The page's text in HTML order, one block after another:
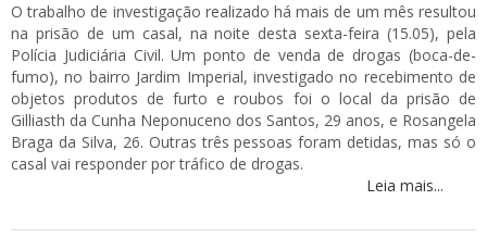
O trabalho de investigação realizado há mais de um mês resultou
na prisão de um casal, na noite desta sexta-feira (15.05), pela
Polícia Judiciária Civil. Um ponto de venda de drogas (boca-de-
fumo), no bairro Jardim Imperial, investigado no recebimento de
objetos produtos de furto e roubos foi o local da prisão de
Gilliasth da Cunha Neponuceno dos Santos, 29 anos, e Rosangela
Braga da Silva, 26. Outras três pessoas foram detidas, mas só o
casal vai responder por tráfico de drogas.
Leia mais...